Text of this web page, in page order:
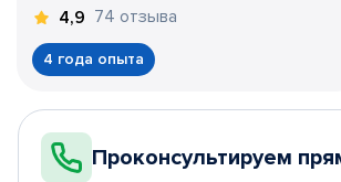
4,9 74 отзыва
4 года опыта
Проконсультируем